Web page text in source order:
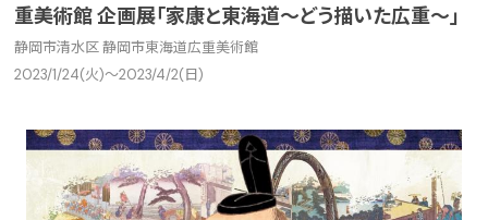
重美術館 企画展「家康と東海道〜どう描いた広重〜」
静岡市清水区 静岡市東海道広重美術館
2023/1/24(火)〜2023/4/2(日)